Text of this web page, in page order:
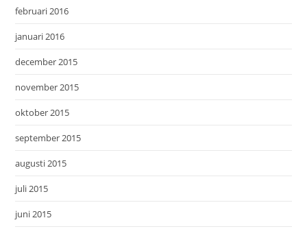
februari 2016
januari 2016
december 2015
november 2015
oktober 2015
september 2015
augusti 2015
juli 2015
juni 2015